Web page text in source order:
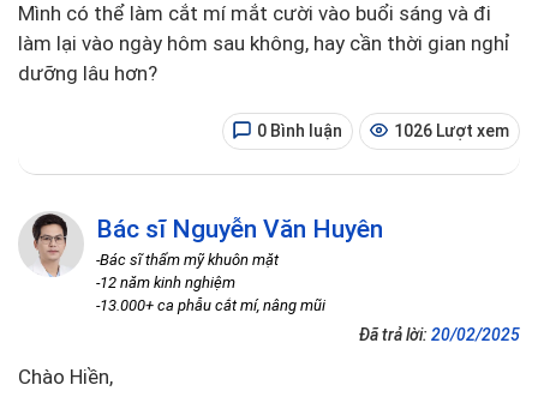
Mình có thể làm cắt mí mắt cười vào buổi sáng và đi
làm lại vào ngày hôm sau không, hay cần thời gian nghỉ
dưỡng lâu hơn?
0 Bình luận 1026 Lượt xem
Bác sĩ Nguyễn Văn Huyên
-Bác sĩ thẩm mỹ khuôn mặt
-12 năm kinh nghiệm
-13.000+ ca phẫu cắt mí, nâng mũi
Đã trả lời: 20/02/2025
Chào Hiền,